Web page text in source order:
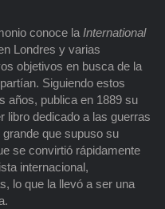
conoce la International
Londres y varias
objetivos en busca de la
Siguiendo estos
años, publica en 1889 su
libro dedicado a las guerras
que supuso su
se convirtió rápidamente
internacional,
lo que la llevó a ser una